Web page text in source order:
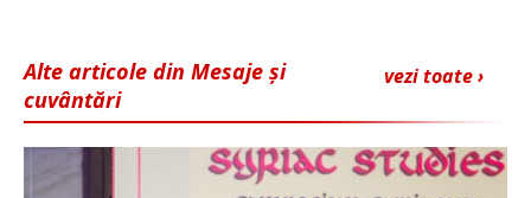
vezi toate ›
Alte articole din Mesaje și
cuvântări